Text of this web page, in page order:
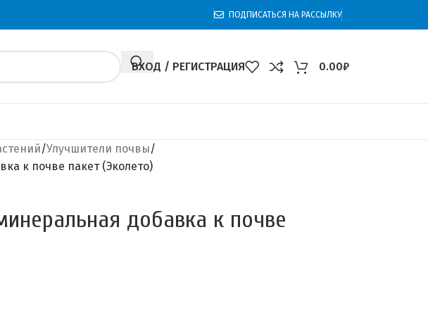
ПОДПИСАТЬСЯ НА РАССЫЛКУ
ВХОД / РЕГИСТРАЦИЯ 0.00₽
Улучшители почвы
к почве пакет (Эколето)
добавка к почве